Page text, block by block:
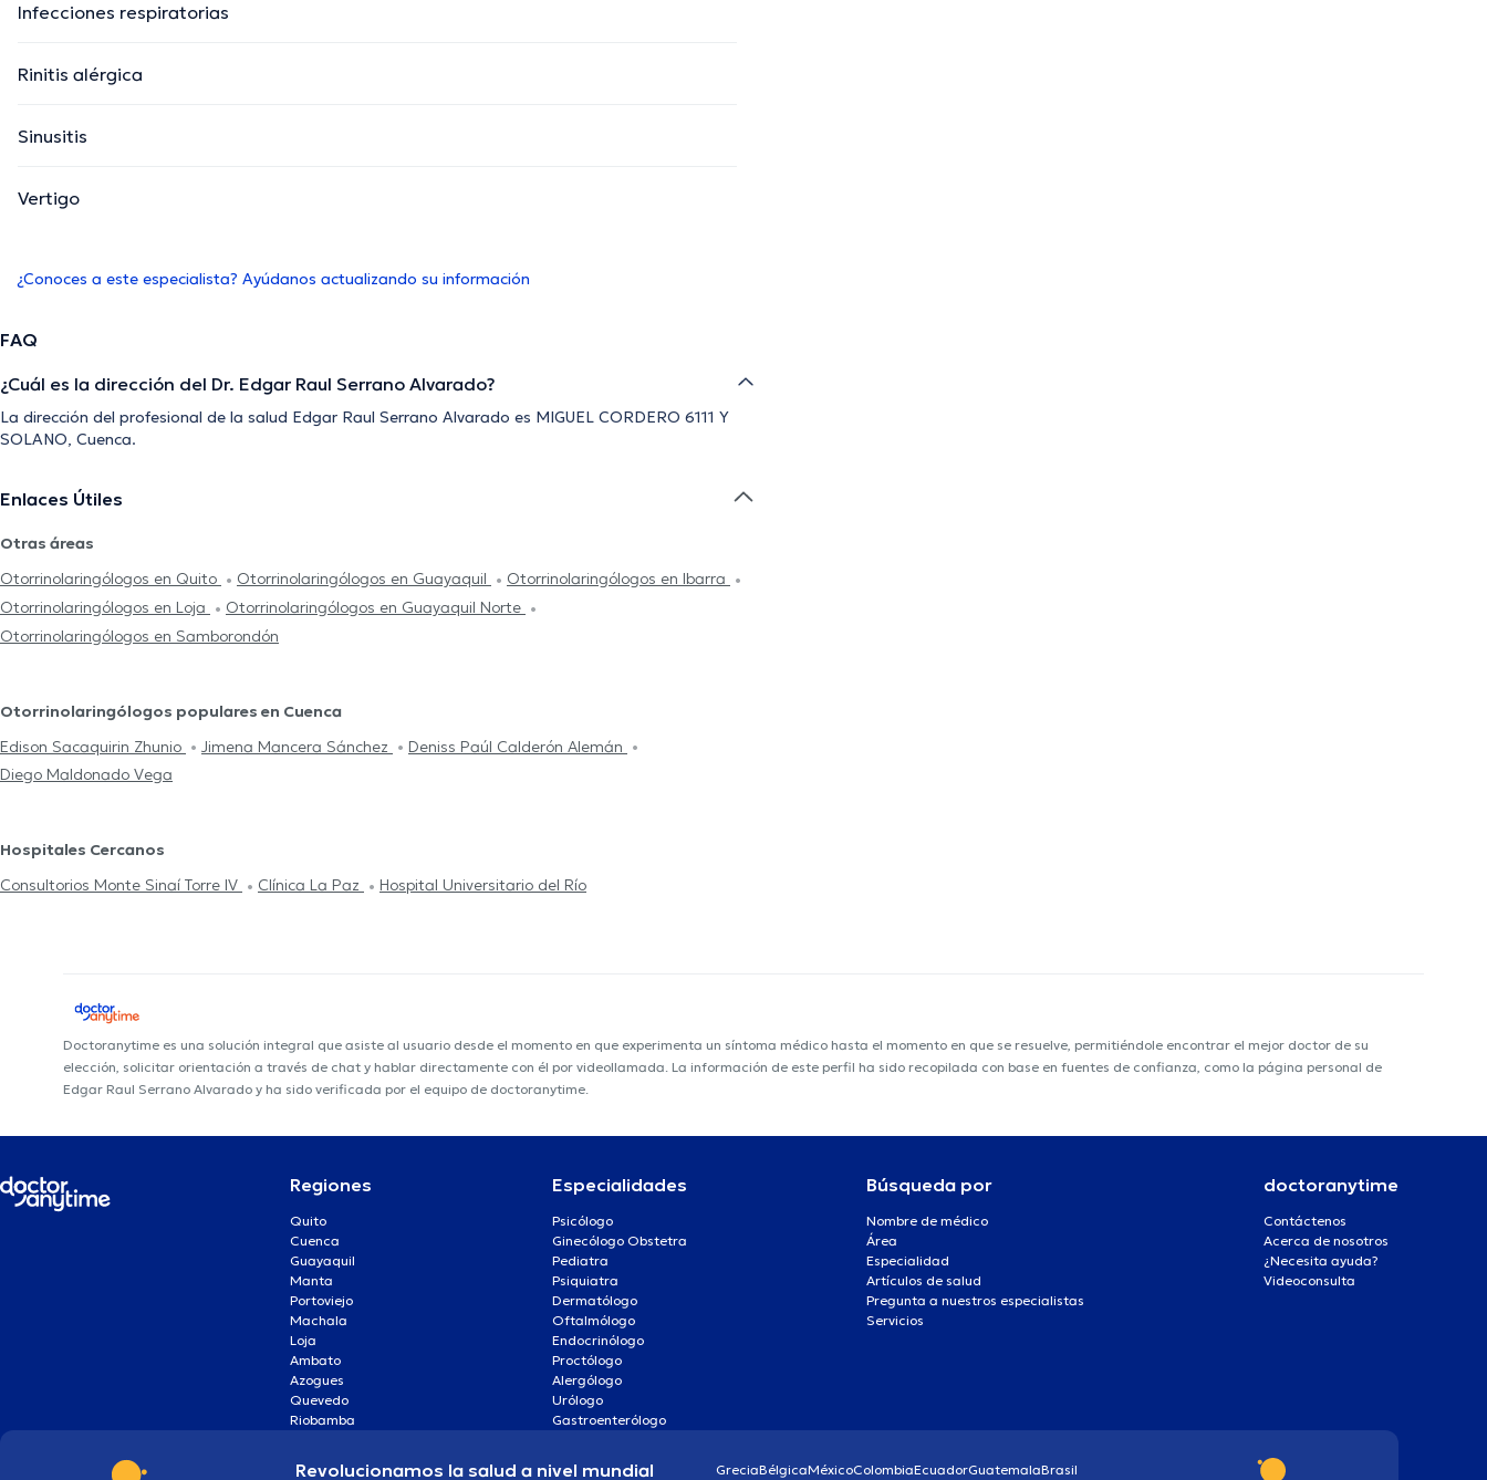
Infecciones respiratorias
Rinitis alérgica
Sinusitis
Vertigo
¿Conoces a este especialista? Ayúdanos actualizando su información
FAQ
¿Cuál es la dirección del Dr. Edgar Raul Serrano Alvarado?
La dirección del profesional de la salud Edgar Raul Serrano Alvarado es MIGUEL CORDERO 6111 Y
SOLANO, Cuenca.
Enlaces Útiles
Otras áreas
Otorrinolaringólogos en Quito
Otorrinolaringólogos en Guayaquil
Otorrinolaringólogos en Ibarra
Otorrinolaringólogos en Loja
Otorrinolaringólogos en Guayaquil Norte
Otorrinolaringólogos en Samborondón
Otorrinolaringólogos populares en Cuenca
Edison Sacaquirin Zhunio
Jimena Mancera Sánchez
Deniss Paúl Calderón Alemán
Diego Maldonado Vega
Hospitales Cercanos
Consultorios Monte Sinaí Torre IV
Clínica La Paz Hospital Universitario del Río
Doctoranytime es una solución integral que asiste al usuario desde el momento en que experimenta un síntoma médico hasta el momento en que se resuelve, permitiéndole encontrar el mejor doctor de su
elección, solicitar orientación a través de chat y hablar directamente con él por videollamada. La información de este perfil ha sido recopilada con base en fuentes de confianza, como la página personal de
Edgar Raul Serrano Alvarado y ha sido verificada por el equipo de doctoranytime.
Regiones
Quito
Cuenca
Guayaquil
Manta
Portoviejo
Machala
Loja
Ambato
Azogues
Quevedo
Riobamba
Especialidades
Psicólogo
Ginecólogo Obstetra
Pediatra
Psiquiatra
Dermatólogo
Oftalmólogo
Endocrinólogo
Proctólogo
Alergólogo
Urólogo
Gastroenterólogo
Búsqueda por
Nombre de médico
Área
Especialidad
Artículos de salud
Pregunta a nuestros especialistas
Servicios
doctoranytime
Contáctenos
Acerca de nosotros
¿Necesita ayuda?
Videoconsulta
Revolucionamos la salud a nivel mundial GreciaBélgicaMéxicoColombiaEcuadorGuatemalaBrasil